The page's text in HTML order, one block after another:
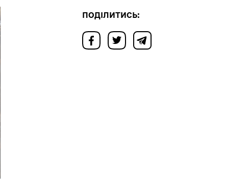
ПОДІЛИТИСЬ: